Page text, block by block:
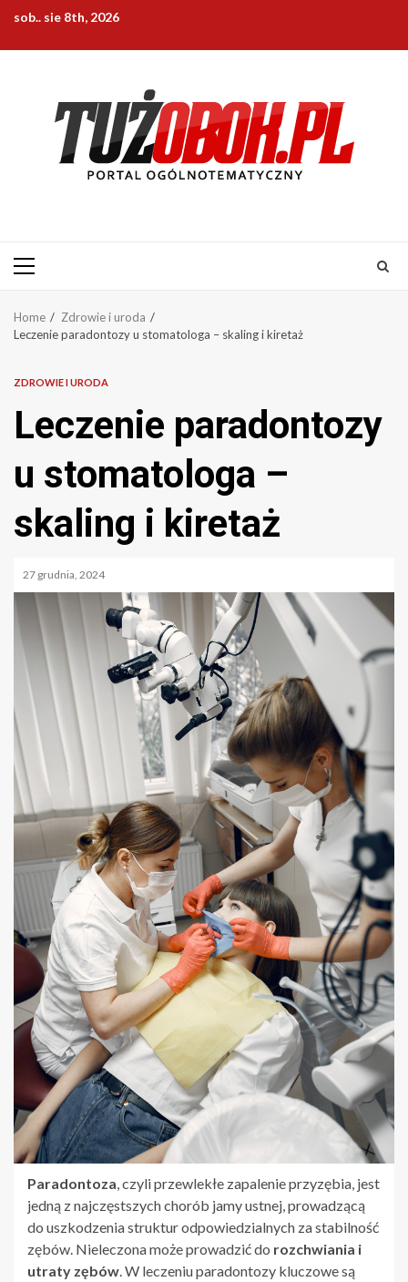
content
sob.. sie 8th, 2026
Primary
Home
Zdrowie i uroda
Leczenie paradontozy u stomatologa – skaling i kiretaż
ZDROWIE I URODA
Leczenie paradontozy
u stomatologa –
skaling i kiretaż
27 grudnia, 2024
Paradontoza , czyli przewlekłe zapalenie przyzębia, jest
jedną z najczęstszych chorób jamy ustnej, prowadzącą
do uszkodzenia struktur odpowiedzialnych za stabilność
zębów. Nieleczona może prowadzić do rozchwiania i
utraty zębów . W leczeniu paradontozy kluczowe są